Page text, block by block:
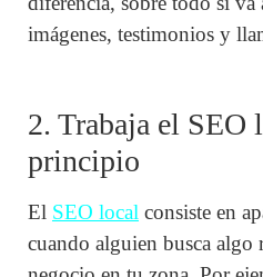
imágenes, testimonios y
2. Trabaja el SEO
principio
El SEO local consiste en
cuando alguien busca algo